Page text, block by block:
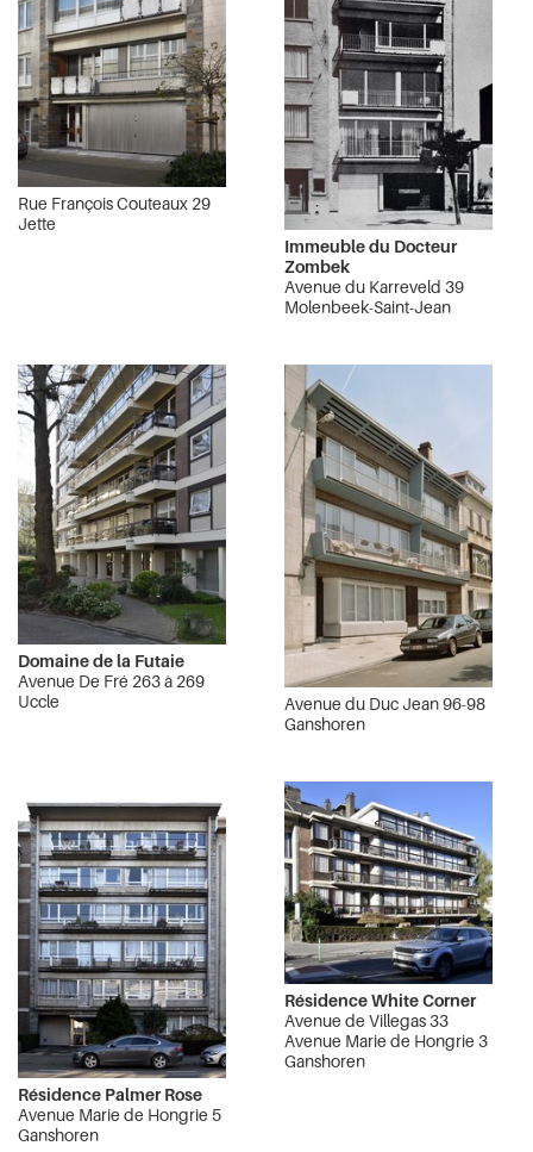
Rue François Couteaux 29
Jette
Immeuble du Docteur
Zombek
Avenue du Karreveld 39
Molenbeek-Saint-Jean
Domaine de la Futaie
Avenue De Fré 263 à 269
Uccle
Avenue du Duc Jean 96-98
Ganshoren
Résidence Palmer Rose
Avenue Marie de Hongrie 5
Ganshoren
Résidence White Corner
Avenue de Villegas 33
Avenue Marie de Hongrie 3
Ganshoren